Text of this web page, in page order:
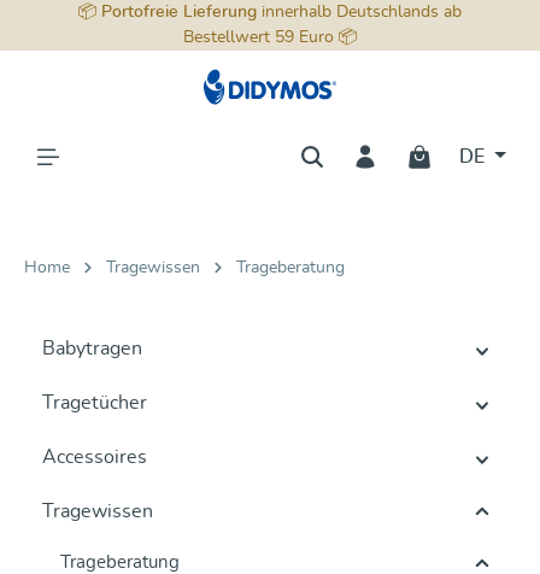
springen
📦 Portofreie Lieferung innerhalb Deutschlands ab
Bestellwert 59 Euro 📦
DE
Home Tragewissen Trageberatung
Babytragen
Tragetücher
Accessoires
Tragewissen
Trageberatung